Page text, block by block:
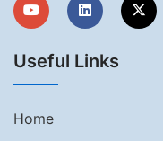
Useful Links
Home